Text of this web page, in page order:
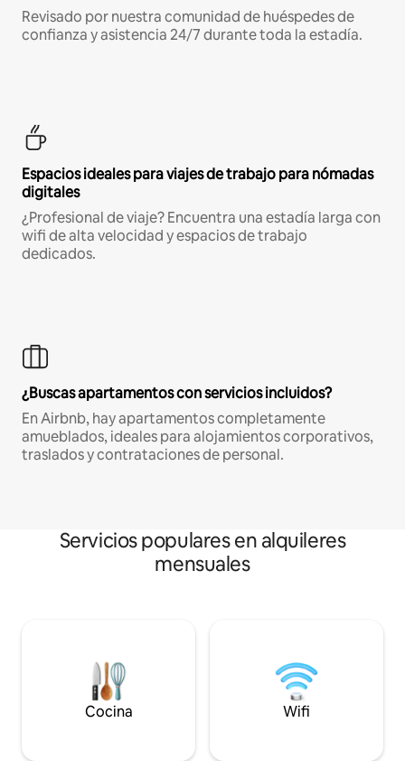
Revisado por nuestra comunidad de huéspedes de
confianza y asistencia 24/7 durante toda la estadía.
Espacios ideales para viajes de trabajo para nómadas
digitales
¿Profesional de viaje? Encuentra una estadía larga con
wifi de alta velocidad y espacios de trabajo
dedicados.
¿Buscas apartamentos con servicios incluidos?
En Airbnb, hay apartamentos completamente
amueblados, ideales para alojamientos corporativos,
traslados y contrataciones de personal.
Servicios populares en alquileres
mensuales
Cocina Wifi